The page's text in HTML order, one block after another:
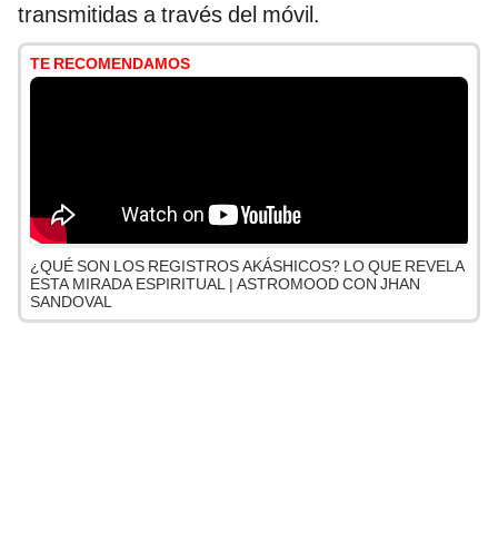
transmitidas a través del móvil.
TE RECOMENDAMOS
¿QUÉ SON LOS REGISTROS AKÁSHICOS? LO QUE REVELA
ESTA MIRADA ESPIRITUAL | ASTROMOOD CON JHAN
SANDOVAL